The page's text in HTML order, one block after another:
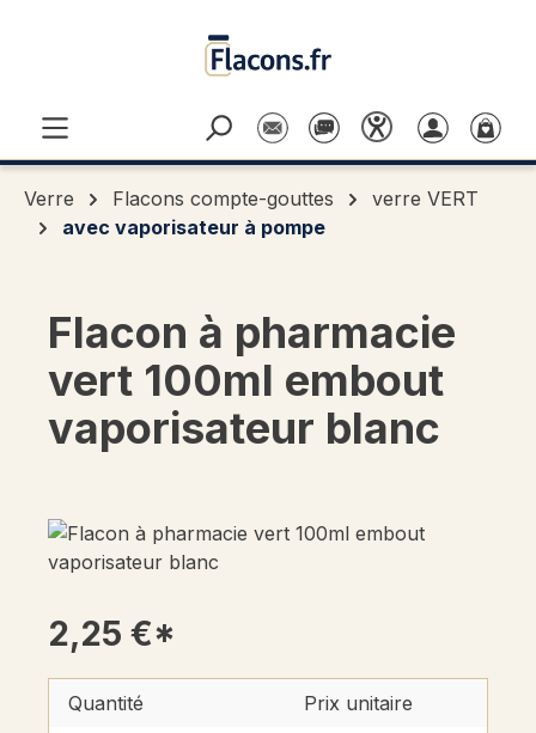
Verre Flacons compte-gouttes
verre VERT
avec vaporisateur à pompe
Flacon à pharmacie
vert 100ml embout
vaporisateur blanc
2,25 €*
Quantité Prix unitaire